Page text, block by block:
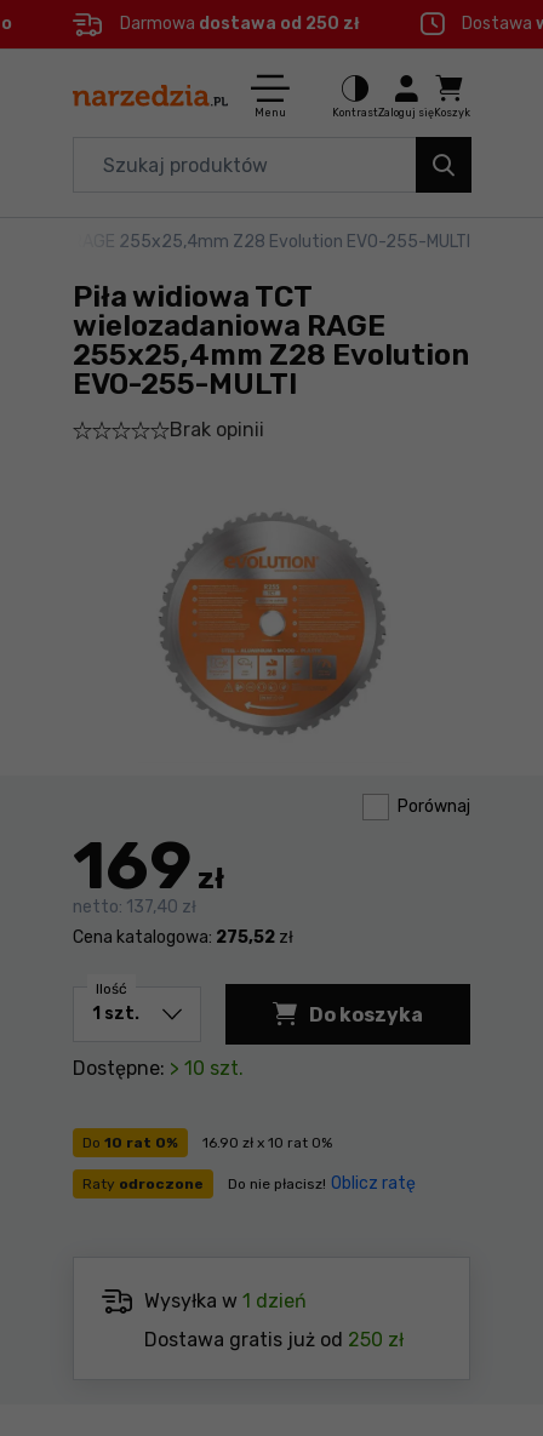
Menu główne
Informacje o produkcie
Do koszyka
Szczegółowe informacje
Stopka
Darmowa dostawa od 250 zł Dostawa
Menu KontrastZaloguj się Koszyk
Elektronarzędzia
Akcesoria
BHP
Branże
RAGE 255x25,4mm Z28 Evolution EVO-255-MULTI
Piła widiowa TCT
wielozadaniowa RAGE
255x25,4mm Z28 Evolution
EVO-255-MULTI
Brak opinii
Porównaj
169 zł
netto: 137,40 zł
Cena katalogowa: 275,52 zł
Do 10 rat 0% 16.90 zł x 10 rat 0%
Raty odroczone Do nie płacisz! Oblicz ratę
Ilość
Do koszyka
Dostępne: > 10 szt.
Wysyłka w 1 dzień
Dostawa gratis już od 250 zł